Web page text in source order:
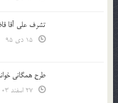
تشرف علي آقا
طرح همگانی